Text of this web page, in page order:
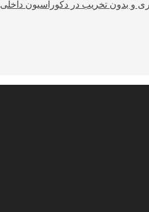
و بدون تخریب در دکوراسیون داخلی